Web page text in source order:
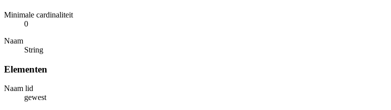
Minimale cardinaliteit
0
Naam
String
Elementen
Naam lid
gewest